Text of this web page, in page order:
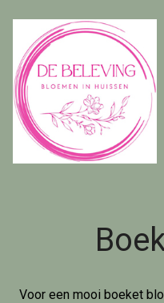
Voor een mooi boeket